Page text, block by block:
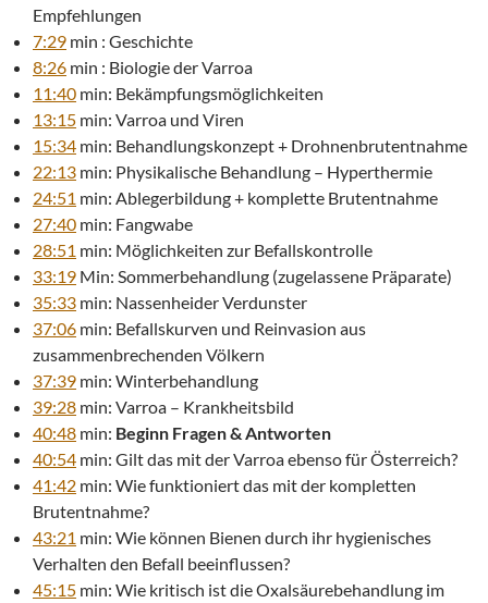
Empfehlungen
7:29 min : Geschichte
8:26 min : Biologie der Varroa
11:40 min: Bekämpfungsmöglichkeiten
13:15 min: Varroa und Viren
15:34 min: Behandlungskonzept + Drohnenbrutentnahme
22:13 min: Physikalische Behandlung – Hyperthermie
24:51 min: Ablegerbildung + komplette Brutentnahme
27:40 min: Fangwabe
28:51 min: Möglichkeiten zur Befallskontrolle
33:19 Min: Sommerbehandlung (zugelassene Präparate)
35:33 min: Nassenheider Verdunster
37:06 min: Befallskurven und Reinvasion aus
zusammenbrechenden Völkern
37:39 min: Winterbehandlung
39:28 min: Varroa – Krankheitsbild
40:48 min: Beginn Fragen & Antworten
40:54 min: Gilt das mit der Varroa ebenso für Österreich?
41:42 min: Wie funktioniert das mit der kompletten
Brutentnahme?
43:21 min: Wie können Bienen durch ihr hygienisches
Verhalten den Befall beeinflussen?
45:15 min: Wie kritisch ist die Oxalsäurebehandlung im